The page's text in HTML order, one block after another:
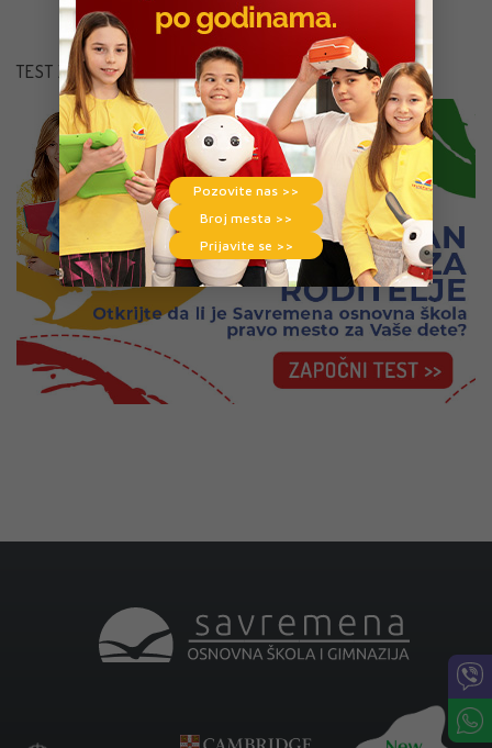
TEST ZA RODITELJE
Pozovite nas >>
Broj mesta >>
Prijavite se >>